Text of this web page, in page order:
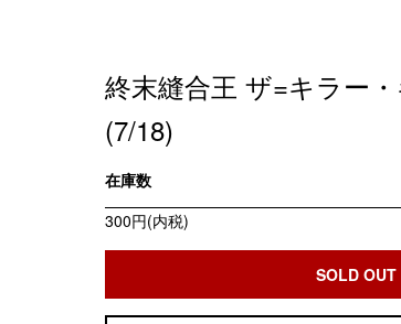
終末縫合王 ザ=キラー
(7/18)
在庫数
300円(内税)
SOLD OUT